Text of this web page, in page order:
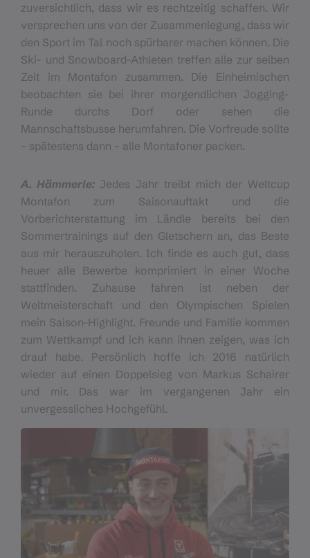
zuversichtlich, dass wir es rechtzeitig schaffen. Wir
versprechen uns von der Zusammenlegung, dass wir
den Sport im Tal noch spürbarer machen können. Die
Ski- und Snowboard-Athleten treffen alle zur selben
Zeit im Montafon zusammen. Die Einheimischen
beobachten sie bei ihrer morgendlichen Jogging-
Runde durchs Dorf oder sehen die
Mannschaftsbusse herumfahren. Die Vorfreude sollte
– spätestens dann – alle Montafoner packen.
A. Hämmerle:Jedes Jahr treibt mich der Weltcup
Montafon zum Saisonauftakt und die
Vorberichterstattung im Ländle bereits bei den
Sommertrainings auf den Gletschern an, das Beste
aus mir herauszuholen. Ich finde es auch gut, dass
heuer alle Bewerbe komprimiert in einer Woche
stattfinden. Zuhause fahren ist neben der
Weltmeisterschaft und den Olympischen Spielen
mein Saison-Highlight. Freunde und Familie kommen
zum Wettkampf und ich kann ihnen zeigen, was ich
drauf habe. Persönlich hoffe ich 2016 natürlich
wieder auf einen Doppelsieg von Markus Schairer
und mir. Das war im vergangenen Jahr ein
unvergessliches Hochgefühl.